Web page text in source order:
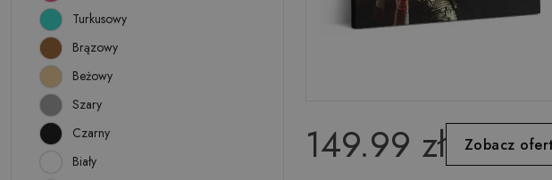
Turkusowy
Brązowy
Beżowy
Szary
Czarny
Biały
149.99 zł Zobacz